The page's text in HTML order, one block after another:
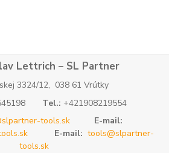
Lettrich – SL Partner
3324/12, 038 61 Vrútky
Tel.: +421908219554
tools.sk
E-mail:
E-mail: tools@slpartner-
tools.sk